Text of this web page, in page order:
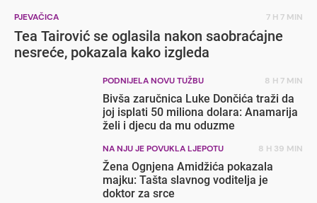
PJEVAČICA 7 H 7 MIN
Tea Tairović se oglasila nakon saobraćajne
nesreće, pokazala kako izgleda
PODNIJELA NOVU TUŽBU 8 H 7 MIN
Bivša zaručnica Luke Dončića traži da
joj isplati 50 miliona dolara: Anamarija
želi i djecu da mu oduzme
NA NJU JE POVUKLA LJEPOTU 8 H 39 MIN
Žena Ognjena Amidžića pokazala
majku: Tašta slavnog voditelja je
doktor za srce